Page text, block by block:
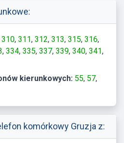
310 311 312 313 315 316
334 335 337 339 340 341
360 361 362 363 364
365
kierunkowych: 55 57
komórkowy Gruzja z: